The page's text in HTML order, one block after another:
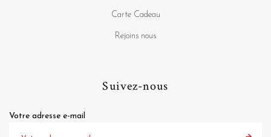
Carte Cadeau
Rejoins nous
Suivez-nous
Votre adresse e-mail